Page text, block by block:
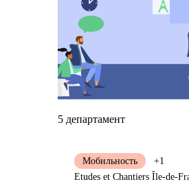
5 департамент
Мобильность
+1
Etudes et Chantiers Île-de-